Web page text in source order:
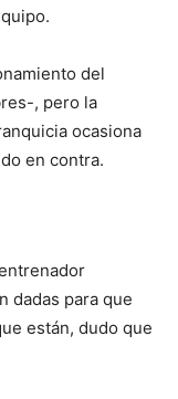
del
, pero la
ocasiona
en contra.
dadas para que
están, dudo que